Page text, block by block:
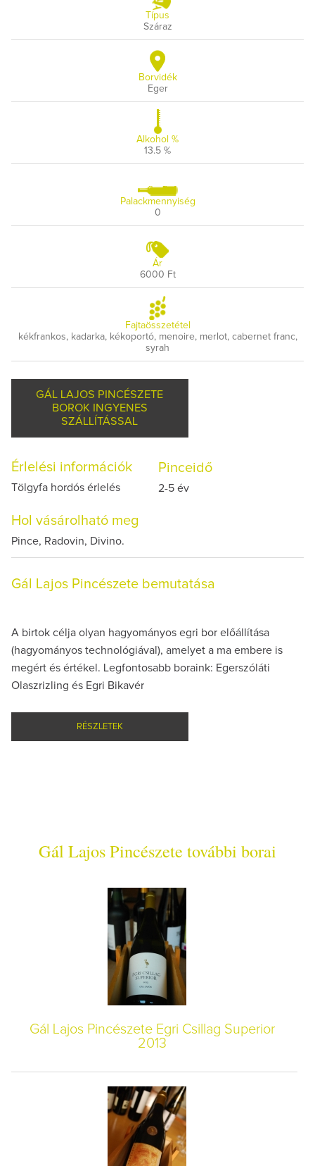
Típus
Száraz
Borvidék
Eger
Alkohol %
13.5 %
Palackmennyiség
0
Ár
6000 Ft
Fajtaösszetétel
kékfrankos, kadarka, kékoportó, menoire, merlot, cabernet franc,
syrah
GÁL LAJOS PINCÉSZETE
BOROK INGYENES
SZÁLLÍTÁSSAL
Érlelési információk
Tölgyfa hordós érlelés
Pinceidő
2-5 év
Hol vásárolható meg
Pince, Radovin, Divino.
Gál Lajos Pincészete bemutatása
A birtok célja olyan hagyományos egri bor előállítása
(hagyományos technológiával), amelyet a ma embere is
megért és értékel. Legfontosabb boraink: Egerszóláti
Olaszrizling és Egri Bikavér
RÉSZLETEK
Gál Lajos Pincészete további borai
Gál Lajos Pincészete Egri Csillag Superior
2013